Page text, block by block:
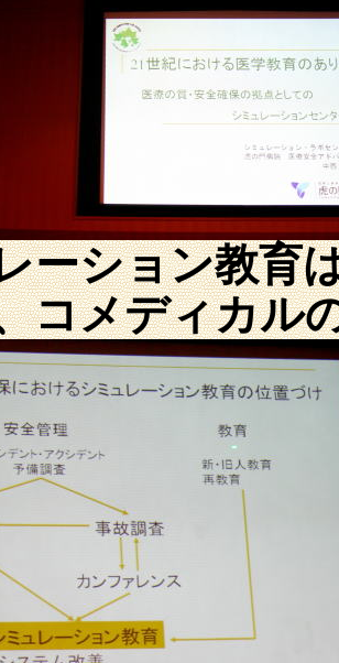
ーション教育
コメディカル